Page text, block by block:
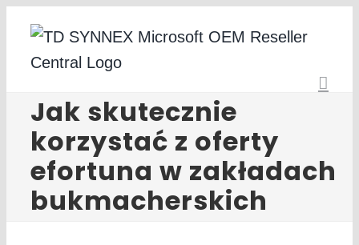
content
Jak skutecznie
korzystać z oferty
efortuna w zakładach
bukmacherskich